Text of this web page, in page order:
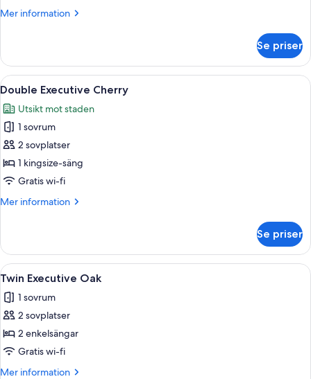
Mer information
Mer
Irregular
Se priser
Öppna
alla
foton
för
Double
Executive
Cherry
Ett modernt hotellrum med en stor
4
Double Executive Cherry
Utsikt mot staden
1 sovrum
2 sovplatser
1 kingsize-säng
Gratis wi-fi
Mer information
Mer
Executive
Cherry
Se priser
Öppna
alla
foton
för
Twin
Executive
Oak
Ett modernt sovrum med en säng,
5
Twin Executive Oak
1 sovrum
2 sovplatser
2 enkelsängar
Gratis wi-fi
Mer information
Mer